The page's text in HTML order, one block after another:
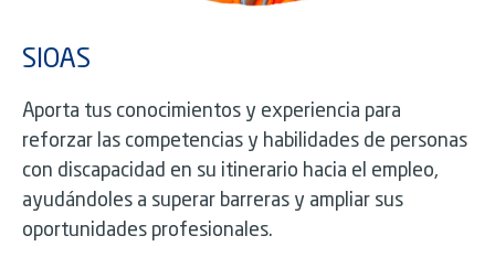
SIOAS
Aporta tus conocimientos y experiencia para
reforzar las competencias y habilidades de personas
con discapacidad en su itinerario hacia el empleo,
ayudándoles a superar barreras y ampliar sus
oportunidades profesionales.